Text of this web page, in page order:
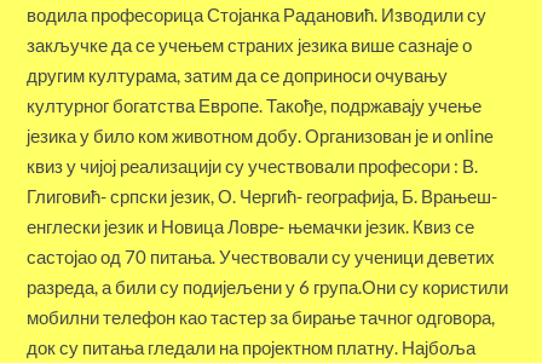
водила професорица Стојанка Радановић. Изводили су
закључке да се учењем страних језика више сазнаје о
другим културама, затим да се доприноси очувању
културног богатства Европе. Такође, подржавају учење
језика у било ком животном добу. Организован је и online
квиз у чијој реализацији су учествовали професори : В.
Глиговић- српски језик, О. Чергић- географија, Б. Врањеш-
енглески језик и Новица Ловре- њемачки језик. Квиз се
састојао од 70 питања. Учествовали су ученици деветих
разреда, а били су подијељени у 6 група.Они су користили
мобилни телефон као тастер за бирање тачног одговора,
док су питања гледали на пројектном платну. Најбоља